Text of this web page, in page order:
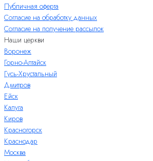
Публичная оферта
Согласие на обработку данных
Согласие на получение рассылок
Наши церкви
Воронеж
Горно-Алтайск
Гусь-Хрустальный
Дмитров
Ейск
Калуга
Киров
Красногорск
Краснодар
Москва